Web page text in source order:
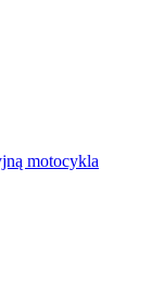
motocykla